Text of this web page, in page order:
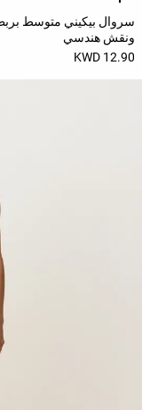
سروال بيكيني متوسط
ونقش هندسي
12.90 KWD